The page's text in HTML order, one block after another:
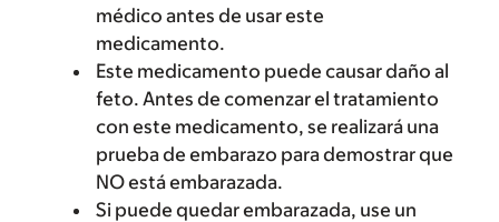
médico antes de usar este
medicamento.
Este medicamento puede causar daño al
feto. Antes de comenzar el tratamiento
con este medicamento, se realizará una
prueba de embarazo para demostrar que
NO está embarazada.
Si puede quedar embarazada, use un